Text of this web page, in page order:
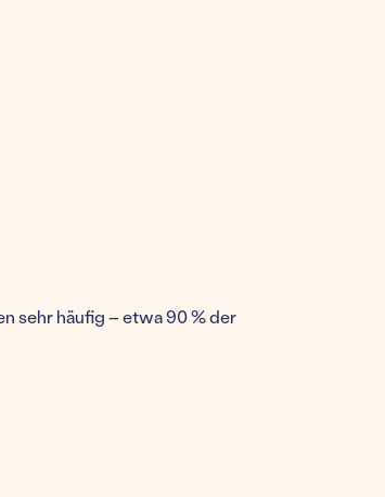
sehr häufig – etwa 90 % der